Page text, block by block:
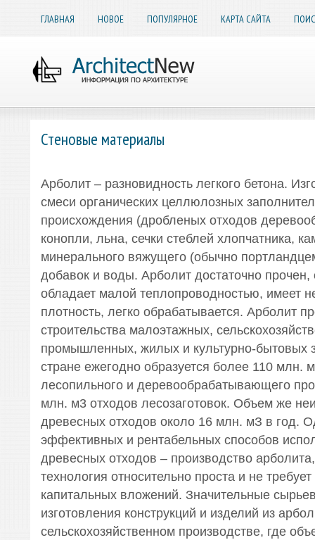
ГЛАВНАЯ НОВОЕ ПОПУЛЯРНОЕ КАРТА САЙТА
Стеновые материалы
Арболит – разновидность легкого бетона.
смеси органических целлюлозных
происхождения (дробленых отходов
конопли, льна, сечки стеблей хлопчатника,
минерального вяжущего (обычно
добавок и воды. Арболит достаточно прочен,
обладает малой теплопроводностью, имеет
плотность, легко обрабатывается. Арболит
строительства малоэтажных,
промышленных, жилых и культурно-бытовых
стране ежегодно образуется более 110 млн.
лесопильного и деревообрабатывающего
млн. м3 отходов лесозаготовок. Объем же
древесных отходов около 16 млн. мЗ в год.
эффективных и рентабельных способов
древесных отходов – производство арболита,
технология относительно проста и не
капитальных вложений. Значительные
изготовления конструкций и изделий из
сельскохозяйственном производстве, где